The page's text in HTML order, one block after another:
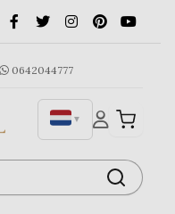
0642044777
▼